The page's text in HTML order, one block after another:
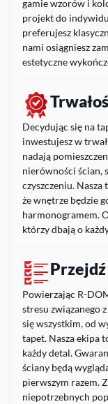
gamie wzorów i
projekt do
preferujesz
nami osiągniesz
estetyczne
Decydując się na
inwestujesz w
nadają
nierówności ścian,
czyszczeniu.
że wnętrze będzie
harmonogramem.
którzy dbają o
Powierzając R-
stresu związanego
się wszystkim, od
tapet. Nasza ekipa
każdy detal.
ściany będą
pierwszym razem.
niepotrzebnych